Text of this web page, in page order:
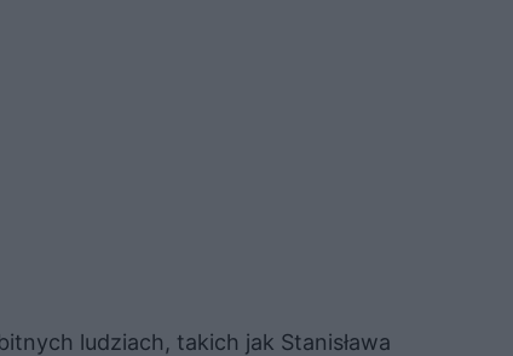
ludziach, takich jak Stanisława